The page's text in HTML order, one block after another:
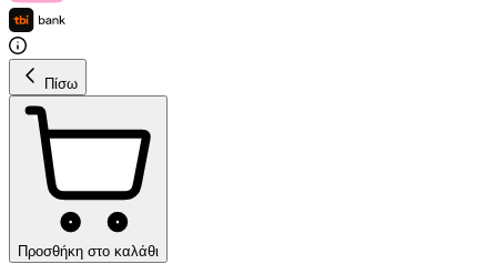
Πίσω
Προσθήκη στο καλάθι